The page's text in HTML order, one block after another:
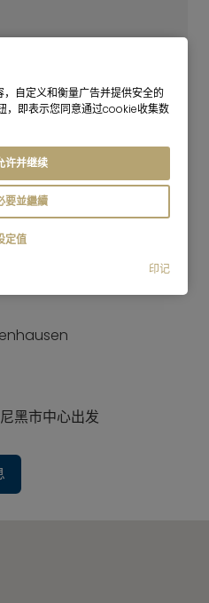
？
提供搜尋協助。請致電
們的搜尋查詢表。我們
們也提供週六預約服
黑市中心出发
自定义和衡量广告并提供安全的
，即表示您同意通过cookie收集数
许并继续
要並繼續
定值
印记